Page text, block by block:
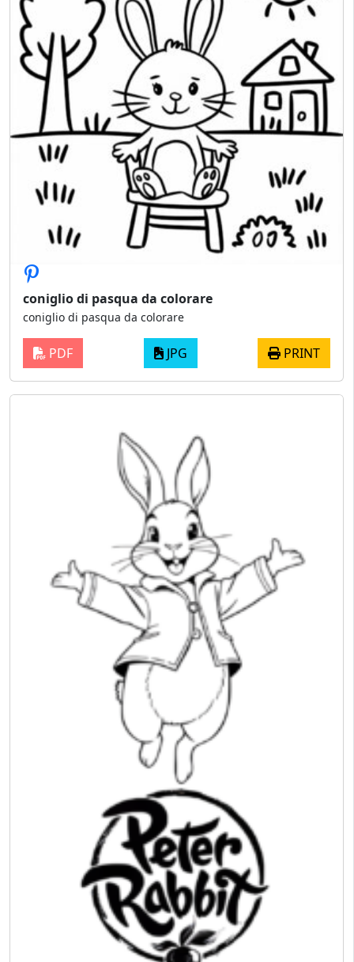
coniglio di pasqua da colorare
coniglio di pasqua da colorare
PDF JPG PRINT